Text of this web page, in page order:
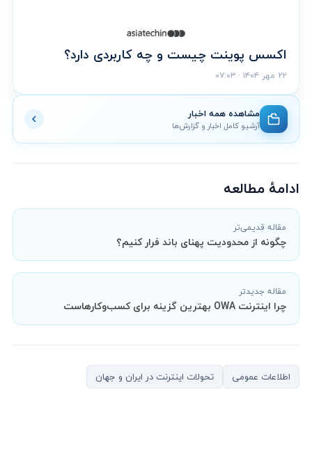
اکسس پوینت چیست و چه کاربردی دارد؟
۲۲ مهر ۱۴۰۴ · ۰۷:۰۳
مشاهده همه اخبار
آرشیو کامل اخبار و گزارش‌ها
ادامهٔ مطالعه
مقاله قدیمی‌تر
چگونه از محدودیت پهنای باند فرار کنیم؟
مقاله جدیدتر
چرا اینترنت OWA بهترین گزینه برای کسب‌وکارهاست
اطلاعات عمومی تحولات اینترنت در ایران و جهان